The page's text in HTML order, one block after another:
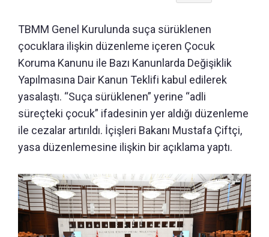
TBMM Genel Kurulunda suça sürüklenen
çocuklara ilişkin düzenleme içeren Çocuk
Koruma Kanunu ile Bazı Kanunlarda Değişiklik
Yapılmasına Dair Kanun Teklifi kabul edilerek
yasalaştı. “Suça sürüklenen” yerine “adli
süreçteki çocuk” ifadesinin yer aldığı düzenleme
ile cezalar artırıldı. İçişleri Bakanı Mustafa Çiftçi,
yasa düzenlemesine ilişkin bir açıklama yaptı.